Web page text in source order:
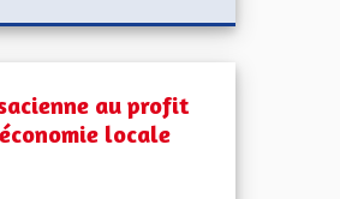
au profit
locale